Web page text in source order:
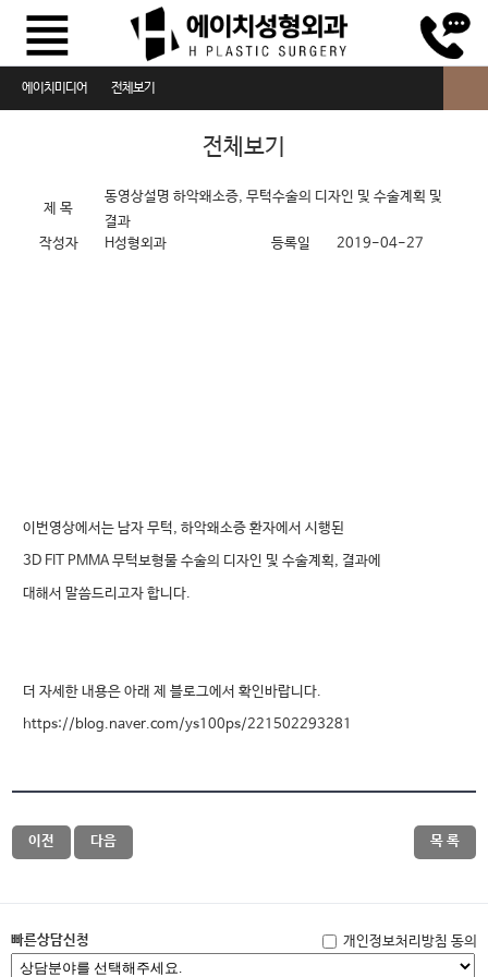
에이치미디어 전체보기
전체보기
제 목
동영상설명 하악왜소증, 무턱수술의 디자인 및 수술계획 및
결과
작성자
H성형외과 등록일 2019-04-27
이번영상에서는 남자 무턱, 하악왜소증 환자에서 시행된
3D FIT PMMA 무턱보형물 수술의 디자인 및 수술계획, 결과에
대해서 말씀드리고자 합니다.
더 자세한 내용은 아래 제 블로그에서 확인바랍니다.
https://blog.naver.com/ys100ps/221502293281
이전 다음 목 록
빠른상담신청 개인정보처리방침 동의